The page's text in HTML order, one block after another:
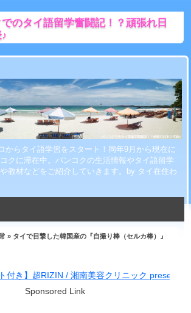
のタイ語留学奮闘記！？頑張れ日
からタイ語学習をスタート！同年9月から現在に
クに滞在中。バンコクの生活情報やタイ語留学
教材などをご紹介していきます。by タイ在住わ
» タイで目撃した韓国産の『自撮り棒（セルカ棒）』
/ 湘南美容クリニック presents RIZIN.38
Sponsored Link